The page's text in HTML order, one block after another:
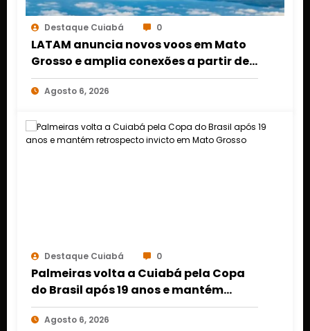
Destaque Cuiabá 0
LATAM anuncia novos voos em Mato
Grosso e amplia conexões a partir de
Cuiabá e Rondonópolis
Agosto 6, 2026
Destaque Cuiabá 0
Palmeiras volta a Cuiabá pela Copa
do Brasil após 19 anos e mantém
retrospecto invicto em Mato Grosso
Agosto 6, 2026